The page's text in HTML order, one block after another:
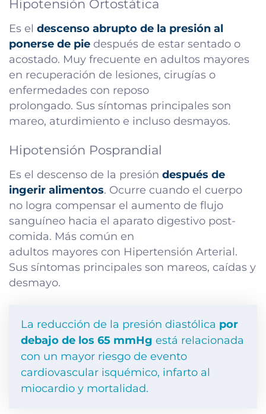
Hipotensión Ortostática
Es el descenso abrupto de la presión al
ponerse de pie después de estar sentado o
acostado. Muy frecuente en adultos mayores
en recuperación de lesiones, cirugías o
enfermedades con reposo
prolongado. Sus síntomas principales son
mareo, aturdimiento e incluso desmayos.
Hipotensión Posprandial
Es el descenso de la presión después de
ingerir alimentos. Ocurre cuando el cuerpo
no logra compensar el aumento de flujo
sanguíneo hacia el aparato digestivo post-
comida. Más común en
adultos mayores con Hipertensión Arterial.
Sus síntomas principales son mareos, caídas y
desmayo.
La reducción de la presión diastólica por
debajo de los 65 mmHg está relacionada
con un mayor riesgo de evento
cardiovascular isquémico, infarto al
miocardio y mortalidad.